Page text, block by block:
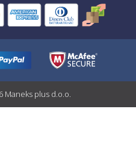
Maneks plus d.o.o.